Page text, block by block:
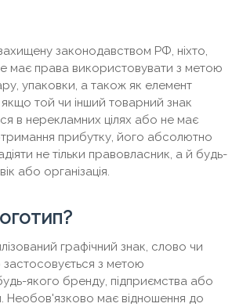
законодавством РФ, ніхто,
має права використовувати з метою
упаковки, а також як елемент
той чи інший товарний знак
в нерекламних цілях або не має
прибутку, його абсолютно
не тільки правовласник, а й будь-
або організація.
графічний знак, слово чи
з метою
будь-якого бренду, підприємства або
Необов'язково має відношення до